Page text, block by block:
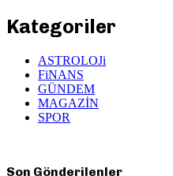
Kategoriler
ASTROLOJi
FiNANS
GÜNDEM
MAGAZİN
SPOR
Son Gönderilenler